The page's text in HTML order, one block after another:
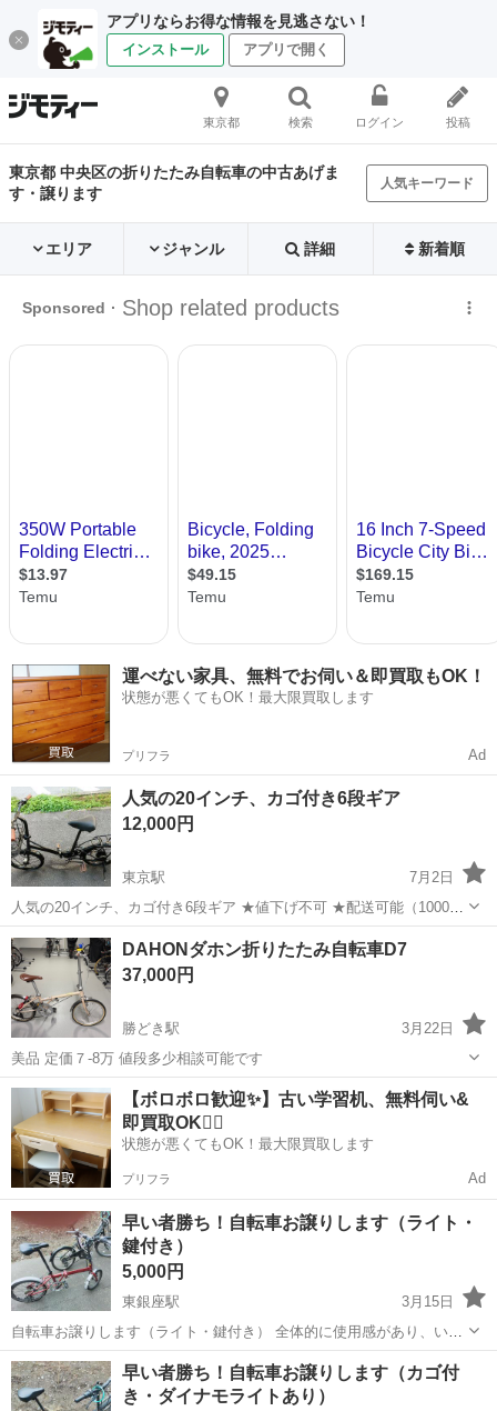
アプリならお得な情報を見逃さない！
インストール アプリで開く
東京都 検索 ログイン 投稿
東京都 中央区の折りたたみ自転車の中古あげま
す・譲ります
人気キーワード
エリア ジャンル 詳細 新着順
運べない家具、無料でお伺い＆即買取もOK！
状態が悪くてもOK！最大限買取します
プリフラ Ad
人気の20インチ、カゴ付き6段ギア
12,000円
東京駅
7月2日
人気の20インチ、カゴ付き6段ギア ★値下げ不可 ★配送可能（1000円
より）場所によります ★盗難防止の為に空気抜いてます ★引き渡し時
に空気入れて渡します ★引き渡しは沖縄県那覇市泊いゆまち
東京 中央区 折りたたみ自転車
DAHONダホン折りたたみ自転車D7
37,000円
勝どき駅
3月22日
美品 定価７-8万 値段多少相談可能です
東京 中央区 勝どき駅 折りたたみ自転車 ダホン
【ボロボロ歓迎✨】古い学習机、無料伺い&
即買取OK🙆‍♀️
状態が悪くてもOK！最大限買取します
プリフラ Ad
早い者勝ち！自転車お譲りします（ライト・
鍵付き）
5,000円
東銀座駅
3月15日
自転車お譲りします（ライト・鍵付き） 全体的に使用感があり、いく
つか傷があります。 特に後輪の上の部分（写真をご確認ください）が
少し壊れていますが、走行には問題なく、普通に乗ることができま
す。 ライトと鍵も付いています...
東京 中央区 東銀座駅 折りたたみ自転車 ライト
早い者勝ち！自転車お譲りします（カゴ付
き・ダイナモライトあり）